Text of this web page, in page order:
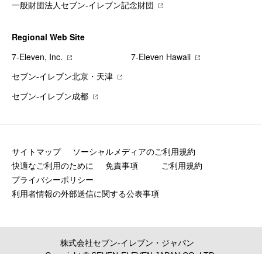
一般財団法人セブン-イレブン記念財団
Regional Web Site
7‐Eleven, Inc.
7‐Eleven Hawaii
セブン‐イレブン北京・天津
セブン‐イレブン成都
サイトマップ
ソーシャルメディアのご利用規約
快適なご利用のために
免責事項
ご利用規約
プライバシーポリシー
利用者情報の外部送信に関する公表事項
株式会社セブン‐イレブン・ジャパン